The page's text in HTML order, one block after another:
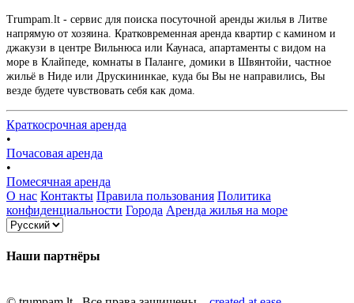
Trumpam.lt - сервис для поиска посуточной аренды жилья в Литве
напрямую от хозяина. Кратковременная аренда квартир с камином и
джакузи в центре Вильнюса или Каунаса, апартаменты с видом на
море в Клайпеде, комнаты в Паланге, домики в Швянтойи, частное
жильё в Ниде или Друскининкае, куда бы Вы не направились, Вы
везде будете чувствовать себя как дома.
Краткосрочная аренда
•
Почасовая аренда
•
Помесячная аренда
О нас Контакты Правила пользования Политика
конфиденциальности Города Аренда жилья на море
Наши партнёры